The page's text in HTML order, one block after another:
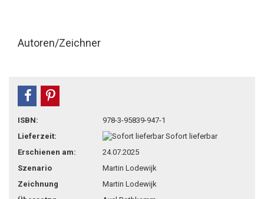
Autoren/Zeichner
teilen
ISBN:
978-3-95839-947-1
Lieferzeit:
Sofort lieferbar
Erschienen am:
24.07.2025
Szenario
Martin Lodewijk
Zeichnung
Martin Lodewijk